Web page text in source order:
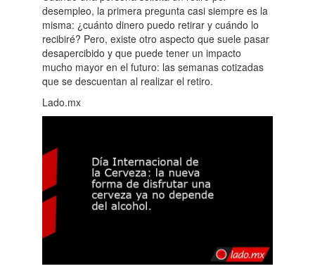
desempleo, la primera pregunta casi siempre es la
misma: ¿cuánto dinero puedo retirar y cuándo lo
recibiré? Pero, existe otro aspecto que suele pasar
desapercibido y que puede tener un impacto
mucho mayor en el futuro: las semanas cotizadas
que se descuentan al realizar el retiro.
Lado.mx